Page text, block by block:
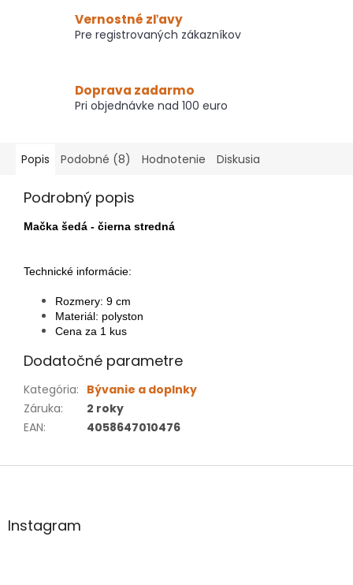
Vernostné zľavy
Pre registrovaných zákazníkov
Doprava zadarmo
Pri objednávke nad 100 euro
Popis Podobné (8) Hodnotenie Diskusia
Podrobný popis
Mačka šedá - čierna stredná
Technické informácie:
Rozmery: 9 cm
Materiál: polyston
Cena za 1 kus
Dodatočné parametre
Kategória: Bývanie a doplnky
Záruka:
2 roky
EAN: 4058647010476
Z
äInstagram